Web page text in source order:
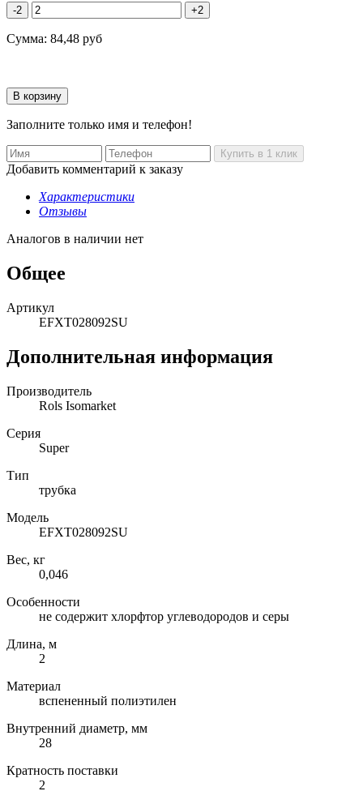
-2 +2
Сумма: 84,48 руб
Заполните только имя и телефон!
Добавить комментарий к заказу
Характеристики
Отзывы
Аналогов в наличии нет
Общее
Артикул
EFXT028092SU
Дополнительная информация
Производитель
Rols Isomarket
Серия
Super
Тип
трубка
Модель
EFXT028092SU
Вес, кг
0,046
Особенности
не содержит хлорфтор углеводородов и серы
Длина, м
2
Материал
вспененный полиэтилен
Внутренний диаметр, мм
28
Кратность поставки
2